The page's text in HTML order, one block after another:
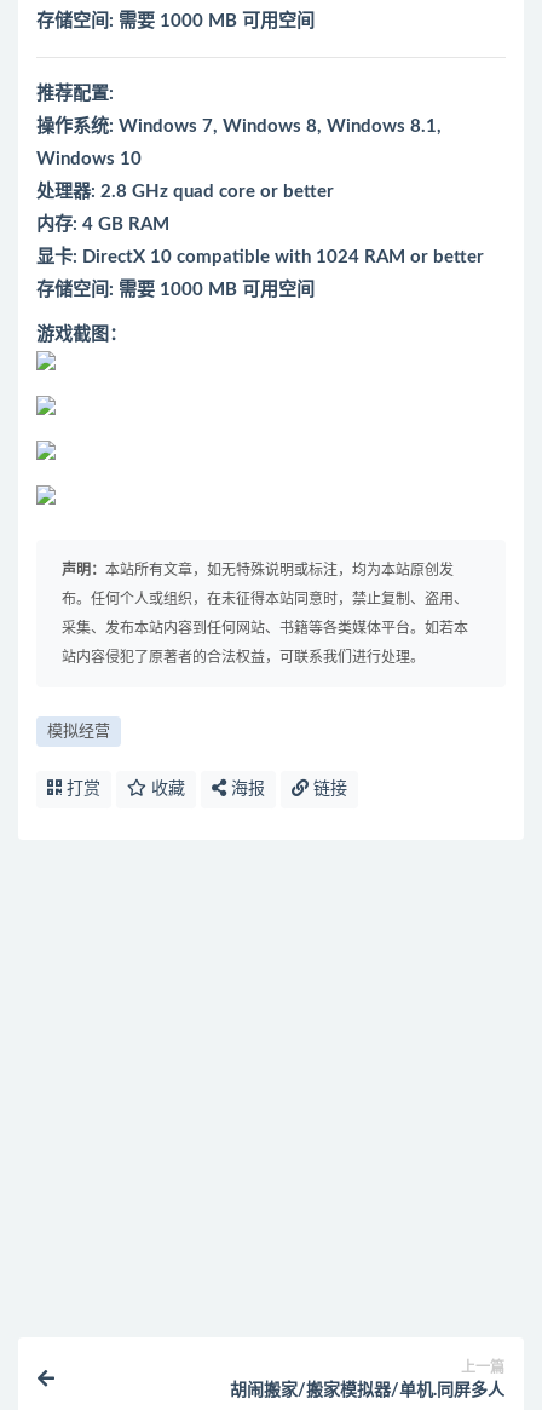
存储空间: 需要 1000 MB 可用空间
推荐配置:
操作系统: Windows 7, Windows 8, Windows 8.1,
Windows 10
处理器: 2.8 GHz quad core or better
内存: 4 GB RAM
显卡: DirectX 10 compatible with 1024 RAM or better
存储空间: 需要 1000 MB 可用空间
游戏截图：
声明： 本站所有文章，如无特殊说明或标注，均为本站原创发
布。任何个人或组织，在未征得本站同意时，禁止复制、盗用、
采集、发布本站内容到任何网站、书籍等各类媒体平台。如若本
站内容侵犯了原著者的合法权益，可联系我们进行处理。
模拟经营
打赏 收藏 海报 链接
上一篇
胡闹搬家/搬家模拟器/单机.同屏多人